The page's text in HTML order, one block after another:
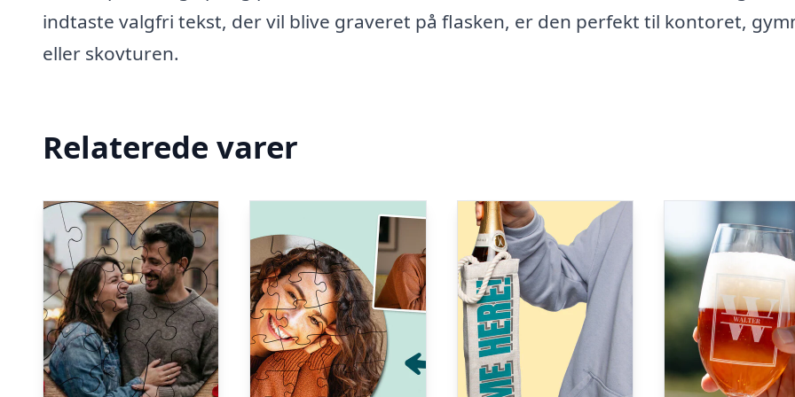
indtaste valgfri tekst, der vil blive graveret på flasken, er den perfekt til kontoret,
eller skovturen.
Relaterede varer